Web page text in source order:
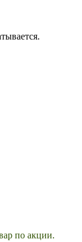
по акции.